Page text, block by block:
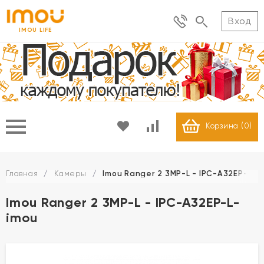
IMOU LIFE
Вход
Корзина ( 0)
Главная / Камеры / Imou Ranger 2 3MP-L - IPC-A32EP-L-
Imou Ranger 2 3MP-L - IPC-A32EP-L-
imou